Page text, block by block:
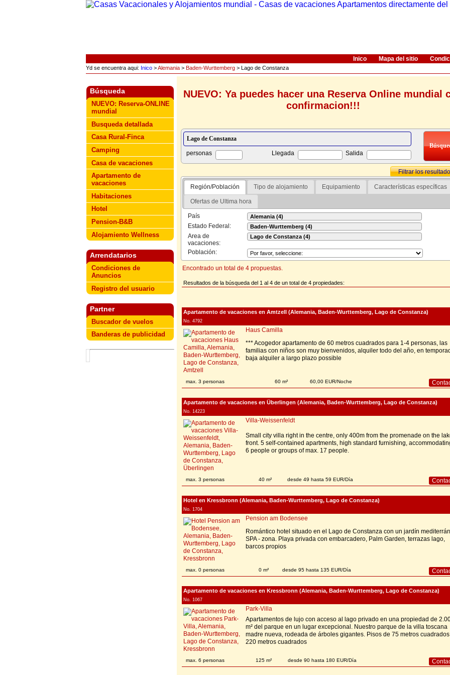
Inico Mapa del sitio
Yd se encuentra aqui: Inico>Alemania> Baden-Wurttemberg> Lago de Constanza
Búsqueda
NUEVO: Reserva-ONLINE
mundial
Busqueda detallada
Casa Rural-Finca
Camping
Casa de vacaciones
Apartamento de
vacaciones
Habitaciones
Hotel
Pension-B&B
Alojamiento Wellness
Arrendatarios
Condiciones de
Anuncios
Registro del usuario
Partner
Buscador de vuelos
Banderas de publicidad
NUEVO: Ya puedes hacer una Reserva Online mundial
confirmacion!!!
personas Llegada Salida
Filtrar los
Región/Población Tipo de alojamiento Equipamiento Características específicas
Ofertas de Ultima hora
País
Estado Federal:
Area de
vacaciones:
Población:
Encontrado un total de 4 propuestas.
Resultados de la búsqueda del 1 al 4 de un total de 4 propiedades:
Apartamento de vacaciones en Amtzell (Alemania, Baden-Wurttemberg, Lago de Constanza)
No. 4792
Haus Camilla
*** Acogedor apartamento de 60 metros cuadrados para 1-4 personas, las
familias con niños son muy bienvenidos, alquiler todo del año, en
baja alquiler a largo plazo possible
max. 3 personas 60 m² 60,00 EUR/Noche
Apartamento de vacaciones en Überlingen (Alemania, Baden-Wurttemberg, Lago de Constanza)
No. 14223
Villa-Weissenfeldt
Small city villa right in the centre, only 400m from the promenade on the
front. 5 self-contained apartments, high standard furnishing,
6 people or groups of max. 17 people.
max. 3 personas 40 m² desde 49 hasta 59 EUR/Día
Hotel en Kressbronn (Alemania, Baden-Wurttemberg, Lago de Constanza)
No. 1704
Pension am Bodensee
Romántico hotel situado en el Lago de Constanza con un jardín
SPA - zona. Playa privada con embarcadero, Palm Garden, terrazas lago,
barcos propios
max. 0 personas 0 m² desde 95 hasta 135 EUR/Día
Apartamento de vacaciones en Kressbronn (Alemania, Baden-Wurttemberg, Lago de Constanza)
No. 1067
Park-Villa
Apartamentos de lujo con acceso al lago privado en una propiedad de
m² del parque en un lugar excepcional. Nuestro parque de la villa toscana
madre nueva, rodeada de árboles gigantes. Pisos de 75 metros cuadrados
220 metros cuadrados
max. 6 personas 125 m² desde 90 hasta 180 EUR/Día